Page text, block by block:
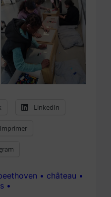
LinkedIn
Imprimer
château